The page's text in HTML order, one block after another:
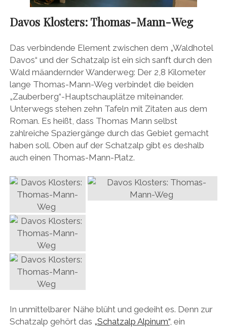
Davos Klosters: Thomas-Mann-Weg
Das verbindende Element zwischen dem „Waldhotel
Davos“ und der Schatzalp ist ein sich sanft durch den
Wald mäandernder Wanderweg: Der 2,8 Kilometer
lange Thomas-Mann-Weg verbindet die beiden
„Zauberberg“-Hauptschauplätze miteinander.
Unterwegs stehen zehn Tafeln mit Zitaten aus dem
Roman. Es heißt, dass Thomas Mann selbst
zahlreiche Spaziergänge durch das Gebiet gemacht
haben soll. Oben auf der Schatzalp gibt es deshalb
auch einen Thomas-Mann-Platz.
In unmittelbarer Nähe blüht und gedeiht es. Denn zur
Schatzalp gehört das „Schatzalp Alpinum“, ein